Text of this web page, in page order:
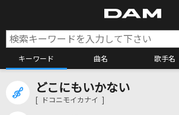
キーワード 曲名 歌手名
カラオケ検索
どこにもいかない
[ ドコニモイカナイ ]